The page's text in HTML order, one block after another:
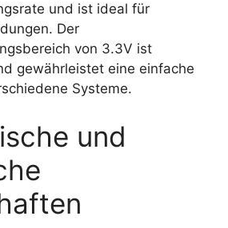
und ist ideal für
Der
von 3.3V ist
gewährleistet eine einfache
Systeme.
und